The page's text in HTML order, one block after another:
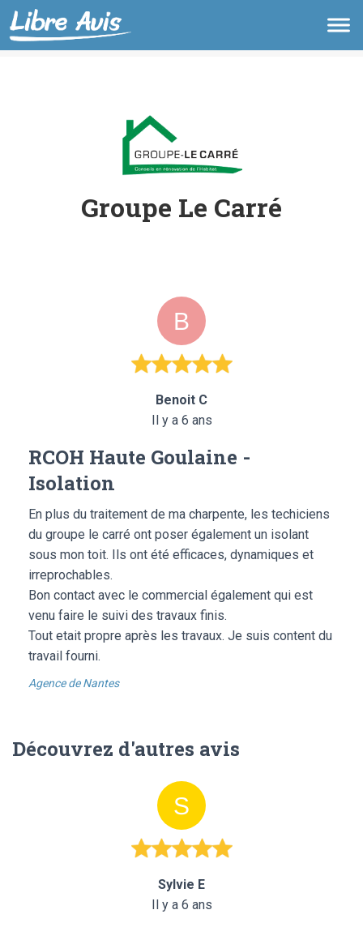
Groupe Le Carré
Benoit C
Il y a 6 ans
RCOH Haute Goulaine -
Isolation
En plus du traitement de ma charpente, les techiciens
du groupe le carré ont poser également un isolant
sous mon toit. Ils ont été efficaces, dynamiques et
irreprochables.
Bon contact avec le commercial également qui est
venu faire le suivi des travaux finis.
Tout etait propre après les travaux. Je suis content du
travail fourni.
Agence de Nantes
Découvrez d'autres avis
Sylvie E
Il y a 6 ans